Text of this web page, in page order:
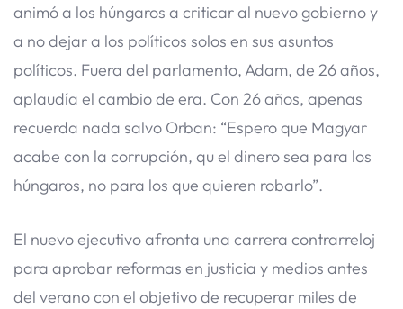
animó a los húngaros a criticar al nuevo gobierno y
a no dejar a los políticos solos en sus asuntos
políticos. Fuera del parlamento, Adam, de 26 años,
aplaudía el cambio de era. Con 26 años, apenas
recuerda nada salvo Orban: “Espero que Magyar
acabe con la corrupción, qu el dinero sea para los
húngaros, no para los que quieren robarlo”.
El nuevo ejecutivo afronta una carrera contrarreloj
para aprobar reformas en justicia y medios antes
del verano con el objetivo de recuperar miles de